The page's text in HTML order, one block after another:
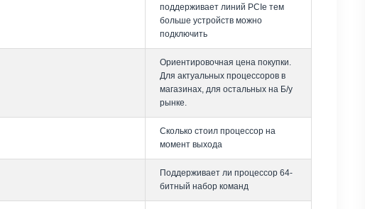
поддерживает линий PCIe тем
больше устройств можно
подключить
Ориентировочная цена покупки.
Для актуальных процессоров в
магазинах, для остальных на Б/у
рынке.
Сколько стоил процессор на
момент выхода
Поддерживает ли процессор 64-
битный набор команд